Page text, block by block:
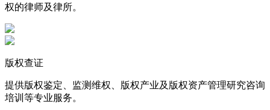
权的律师及律所。
版权查证
提供版权鉴定、监测维权、版权产业及版权资产管理研究咨询
培训等专业服务。